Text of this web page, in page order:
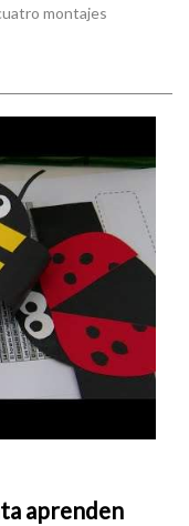
montajes
aprenden